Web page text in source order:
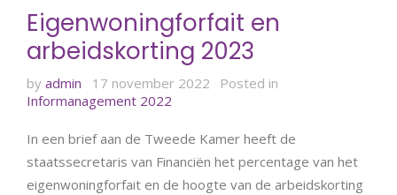
Eigenwoningforfait en
arbeidskorting 2023
by admin 17 november 2022
Posted in
Informanagement 2022
In een brief aan de Tweede Kamer heeft de
staatssecretaris van Financiën het percentage van het
eigenwoningforfait en de hoogte van de arbeidskorting